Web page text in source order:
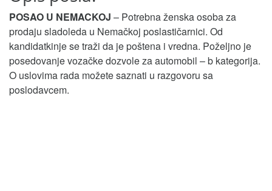
POSAO U NEMACKOJ – Potrebna ženska osoba za
prodaju sladoleda u Nemačkoj poslastičarnici. Od
kandidatkinje se traži da je poštena i vredna. Poželjno je
posedovanje vozačke dozvole za automobil – b kategorija.
O uslovima rada možete saznati u razgovoru sa
poslodavcem.